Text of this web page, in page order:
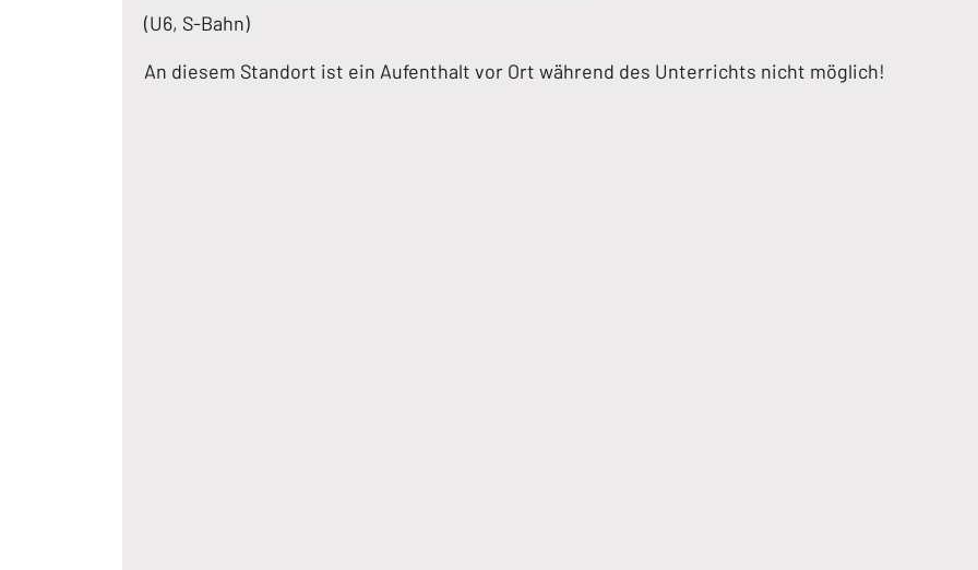
(U6, S-Bahn)
An diesem Standort ist ein Aufenthalt vor Ort während des Unterrichts nicht möglich!